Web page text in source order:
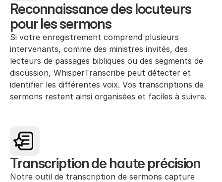
Reconnaissance des locuteurs
pour les sermons
Si votre enregistrement comprend plusieurs
intervenants, comme des ministres invités, des
lecteurs de passages bibliques ou des segments de
discussion, WhisperTranscribe peut détecter et
identifier les différentes voix. Vos transcriptions de
sermons restent ainsi organisées et faciles à suivre.
Transcription de haute précision
Notre outil de transcription de sermons capture